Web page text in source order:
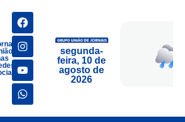
segunda-
feira, 10 de
agosto de
2026